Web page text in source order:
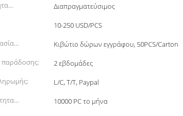
min:
Διαπραγματεύσιμος
10-250 USD/PCS
Κιβώτιο δώρων εγγράφου, 50PCS/Carton
παράδοσης:
2 εβδομάδες
L/C, T/T, Paypal
10000 PC το μήνα